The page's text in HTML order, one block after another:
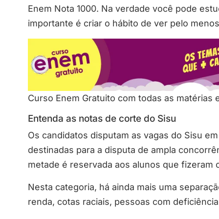
Enem Nota 1000. Na verdade você pode
importante é criar o hábito de ver pelo
Curso Enem Gratuito com todas as matérias
Entenda as notas de corte do Sisu
Os candidatos disputam as vagas do Sisu
destinadas para a disputa de ampla
metade é reservada aos alunos que fizeram
Nesta categoria, há ainda mais uma
renda, cotas raciais, pessoas com